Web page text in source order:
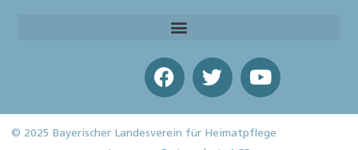
© 2025 Bayerischer Landesverein für Heimatpflege